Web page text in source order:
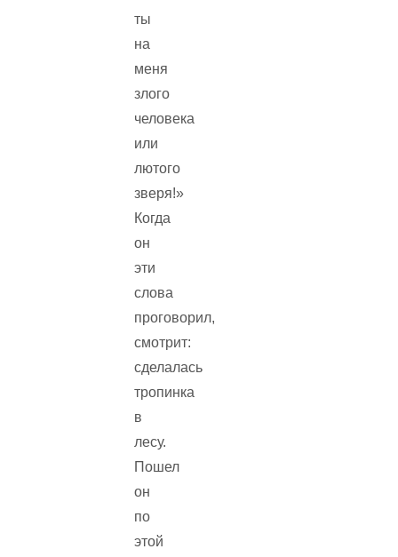
ты
на
меня
злого
человека
или
лютого
зверя!»
Когда
он
эти
слова
проговорил,
смотрит:
сделалась
тропинка
в
лесу.
Пошел
он
по
этой